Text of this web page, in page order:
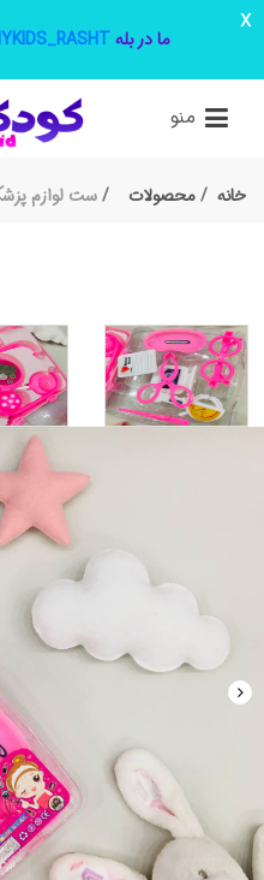
ما در بله
x
منو
خانه محصولات ست لوازم